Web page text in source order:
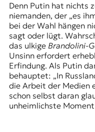
Denn Putin hat nichts
niemanden, der „es
bei der Wahl hängen
sagt oder lügt.
das ulkige Brandolini-
Unsinn erfordert
Erfindung. Als Putin
behauptet: „In
die Arbeit der Medien
schon selbst daran
unheimlichste